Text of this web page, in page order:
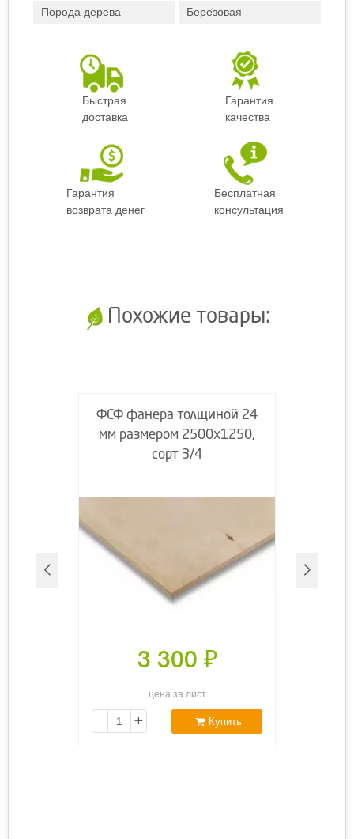
Порода дерева Березовая
Быстрая
доставка
Гарантия
качества
Гарантия
возврата денег
Бесплатная
консультация
Похожие товары:
ФСФ фанера толщиной 24
мм размером 2500х1250,
сорт 3/4
3 300 ₽
цена за лист
- + Купить